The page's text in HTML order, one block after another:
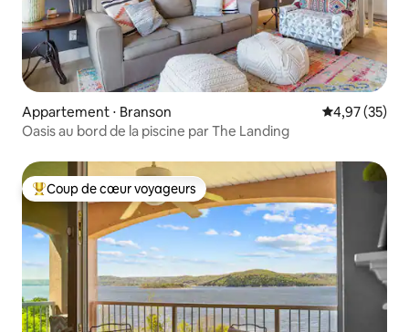
Appartement ⋅ Branson Évaluation
4,97 (35)
Oasis au bord de la piscine par The Landing
Coups de cœur voyageurs les plus appréciés
Coup de cœur voyageurs